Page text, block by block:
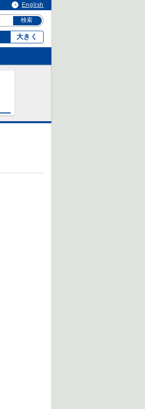
English
大きく